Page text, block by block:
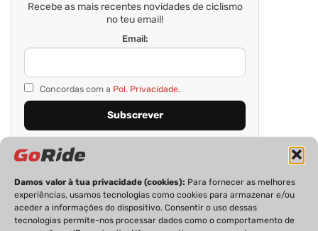
Damos valor à tua privacidade (cookies): Para fornecer as melhores
experiências, usamos tecnologias como cookies para armazenar e/ou
aceder a informações do dispositivo. Consentir o uso dessas
tecnologias permite-nos processar dados como o comportamento de
Recebe as mais recentes novidades de ciclismo
no teu email!
Email:
Concordas com a Pol. Privacidade.